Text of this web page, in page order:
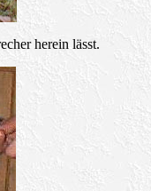
herein lässt.